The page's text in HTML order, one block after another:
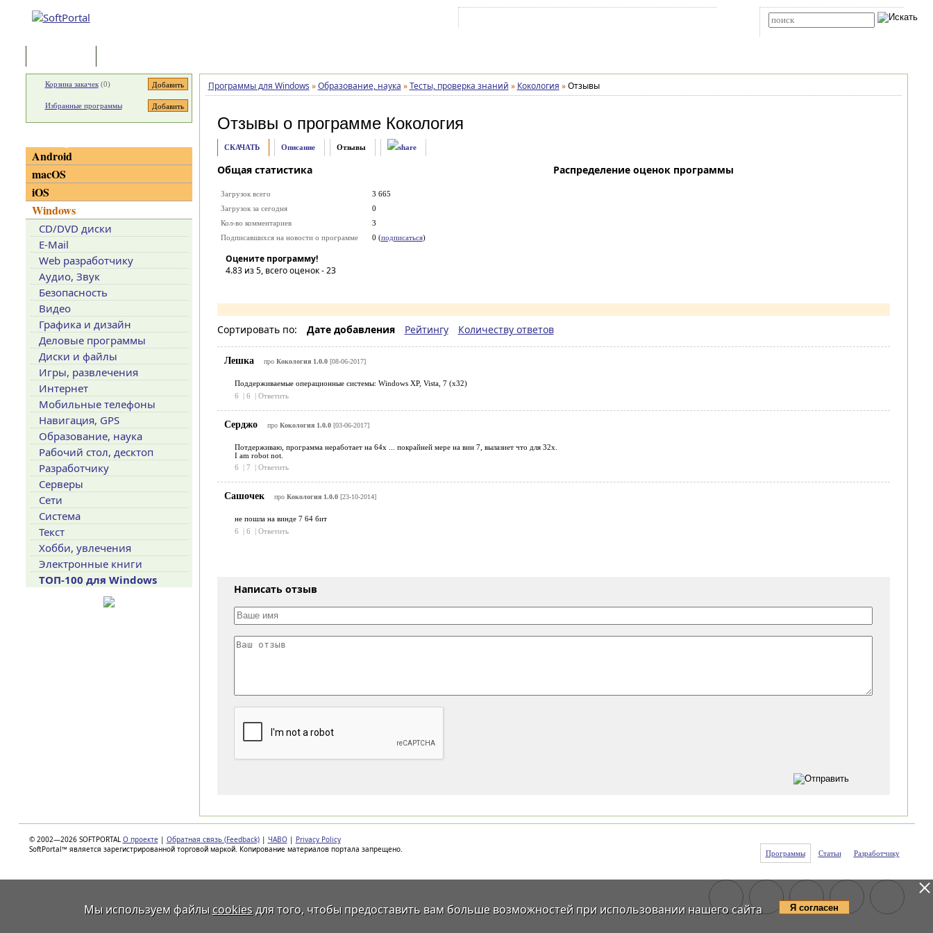
Программы для Windows » Образование, наука » Тесты, проверка знаний » Кокология » Отзывы
Отзывы о программе Кокология
СКАЧАТЬ Описание Отзывы
Общая статистика
Загрузок всего
3 665
Загрузок за сегодня
0
Кол-во комментариев
3
Подписавшихся на новости о программе
0 (подписаться)
Оцените программу!
4.83из 5, всего оценок -23
Распределение оценок программы
Сортировать по: Дате добавления Рейтингу Количеству ответов
Лешка про Кокология 1.0.0[08-06-2017]
Поддерживаемые операционные системы: Windows XP, Vista, 7 (x32)
6
| 6 | Ответить
Серджо про Кокология 1.0.0[03-06-2017]
Потдерживаю, программа неработает на 64х ... покрайней мере на вин 7, вылазиет что для 32х.
I am robot not.
6
| 7 | Ответить
Сашочек про Кокология 1.0.0[23-10-2014]
не пошла на винде 7 64 бит
6
| 6 | Ответить
Написать отзыв
Корзина закачек(0)
Избранные программы
Android
macOS
iOS
Windows
CD/DVD диски
E-Mail
Web разработчику
Аудио, Звук
Безопасность
Видео
Графика и дизайн
Деловые программы
Диски и файлы
Игры, развлечения
Интернет
Мобильные телефоны
Навигация, GPS
Образование, наука
Рабочий стол, десктоп
Разработчику
Серверы
Сети
Система
Текст
Хобби, увлечения
Электронные книги
ТОП-100 для Windows
© 2002—2026 SOFTPORTAL О проекте | Обратная связь (Feedback) | ЧАВО | Privacy Policy
SoftPortal™ является зарегистрированной торговой маркой. Копирование материалов портала запрещено.
Программы Статьи Разработчику
Мы используем файлы cookiesдля того, чтобы предоставить вам больше возможностей при использовании нашего сайта